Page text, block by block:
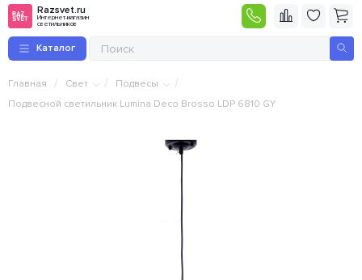
Razsvet.ru
Интернет-магазин
светильников
Каталог
Главная / Свет / Подвесы /
Подвесной светильник Lumina Deco Brosso LDP 6810 GY